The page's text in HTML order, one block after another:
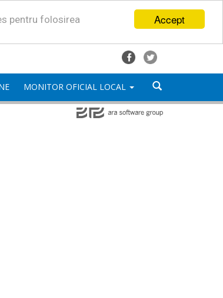
Accept
pentru folosirea
MONITOR OFICIAL LOCAL